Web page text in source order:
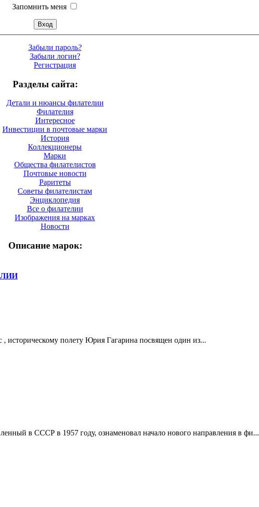
Запомнить меня
Забыли пароль?
Забыли логин?
Регистрация
Разделы сайта:
Детали и нюансы филателии
Филателия
Интересное
Инвестиции в почтовые марки
История
Коллекционеры
Марки
Общества филателистов
Почтовые новости
Раритеты
Советы филателистам
Энциклопедия
Все о филателии
Изображения на марках
Новости
Описание марок:
историческому полету Юрия Гагарина посвящен один из...
в СССР в 1957 году, ознаменовал начало нового направления в фи...